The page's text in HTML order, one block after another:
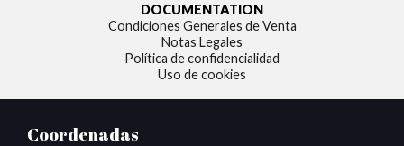
DOCUMENTATION
Condiciones Generales de Venta
Notas Legales
Política de confidencialidad
Uso de cookies
Coordenadas